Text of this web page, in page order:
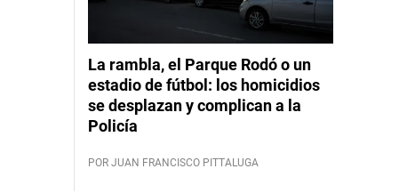
La rambla, el Parque Rodó o un
estadio de fútbol: los homicidios
se desplazan y complican a la
Policía
POR JUAN FRANCISCO PITTALUGA